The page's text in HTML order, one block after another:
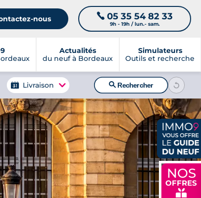
nous 📞 05 35 54 82 33
9h - 19h / lun.- sam.
Actualités
du neuf à Bordeaux
Simulateurs
Outils et recherche
NOS
OFFRES
Livraison 🔍Rechercher